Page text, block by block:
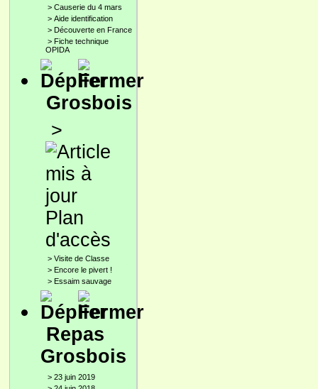
> Causerie du 4 mars
> Aide identification
> Découverte en France
> Fiche technique
OPIDA
Grosbois
>
Plan
d'accès
> Visite de Classe
> Encore le pivert !
> Essaim sauvage
Repas
Grosbois
> 23 juin 2019